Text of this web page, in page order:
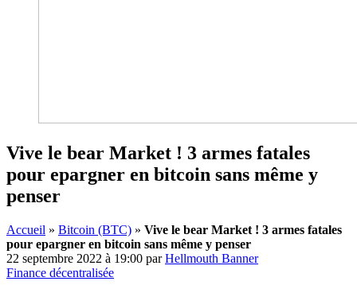
Vive le bear Market ! 3 armes fatales
pour epargner en bitcoin sans même y
penser
Accueil » Bitcoin (BTC) » Vive le bear Market ! 3 armes fatales
pour epargner en bitcoin sans même y penser
22 septembre 2022 à 19:00 parHellmouth Banner
Finance décentralisée